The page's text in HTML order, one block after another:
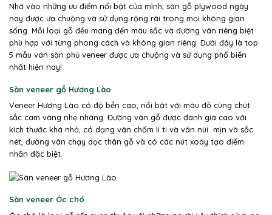
Nhờ vào những ưu điểm nổi bật của mình, sàn gỗ plywood ngày
nay được ưa chuộng và sử dụng rộng rãi trong mọi không gian
sống. Mỗi loại gỗ đều mang đến màu sắc và đường vân riêng biệt
phù hợp với từng phong cách và không gian riêng. Dưới đây là top
5 mẫu ván sàn phủ veneer được ưa chuộng và sử dụng phổ biến
nhất hiện nay!
Sàn veneer gỗ Hương Lào
Veneer Hương Lào có độ bền cao, nổi bật với màu đỏ cùng chút
sắc cam vàng nhẹ nhàng. Đường vân gỗ được đánh giá cao với
kích thước khá nhỏ, có dạng vân chấm li ti và vân núi mịn và sắc
nét, đường vân chạy dọc thân gỗ và có các nút xoáy tạo điểm
nhấn đặc biệt.
Sàn veneer Óc chó